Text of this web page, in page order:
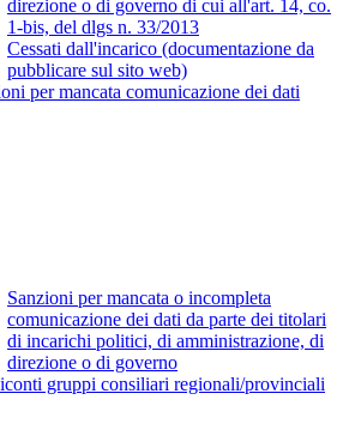
direzione o di governo di cui all'art. 14, co.
1-bis, del dlgs n. 33/2013
Cessati dall'incarico (documentazione da
pubblicare sul sito web)
per mancata comunicazione dei dati
Sanzioni per mancata o incompleta
comunicazione dei dati da parte dei titolari
di incarichi politici, di amministrazione, di
direzione o di governo
gruppi consiliari regionali/provinciali